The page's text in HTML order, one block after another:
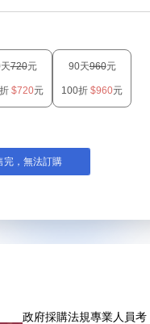
720元
$720元
90天960元
100折 $960元
無法訂購
政府採購法規專業人員考